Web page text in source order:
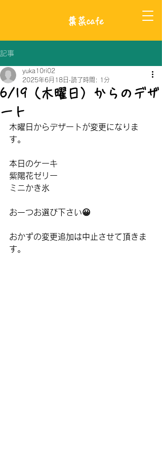
​葉菜cafe
記事
6/19（木曜日）からのデザ
ート
yuka10ri02
2025年6月18日 読了時間: 1分
木曜日からデザートが変更になりま
す。
本日のケーキ
紫陽花ゼリー
ミニかき氷
お一つお選び下さい😀
おかずの変更追加は中止させて頂きま
す。